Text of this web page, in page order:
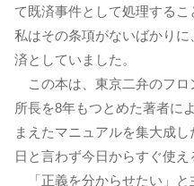
て既済事件として処理するこ
私はその条項がないばかり
済としていました。
この本は、東京二弁のフロ
所長を8年もつとめた著者に
まえたマニュアルを集大成
日と言わず今日からすぐ使え
「正義を分からせたい」と